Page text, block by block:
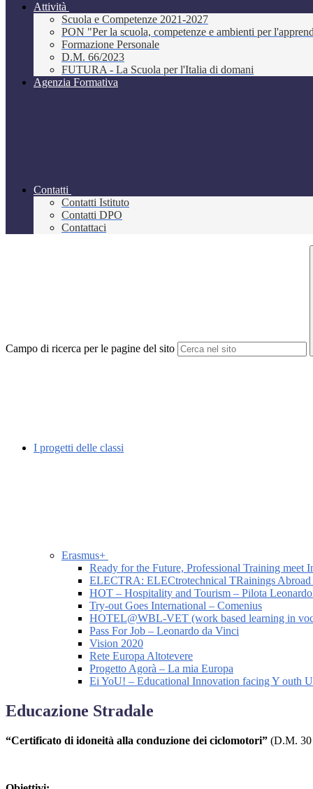
Attività
Scuola e Competenze 2021-2027
PON "Per la scuola, competenze e ambienti per
Formazione Personale
D.M. 66/2023
FUTURA - La Scuola per l'Italia di domani
Agenzia Formativa
Contatti
Contatti Istituto
Contatti DPO
Contattaci
Campo di ricerca per le pagine del sito
I progetti delle classi
Erasmus+
Ready for the Future, Professional Training meet
ELECTRA: ELECtrotechnical TRainings
HOT – Hospitality and Tourism – Pilota
Try-out Goes International – Comenius
HOTEL@WBL-VET (work based learning in
Pass For Job – Leonardo da Vinci
Vision 2020
Rete Europa Altotevere
Progetto Agorà – La mia Europa
Ei YoU! – Educational Innovation facing Y outh
Educazione Stradale
“Certificato di idoneità alla conduzione dei ciclomotori” (D.M. 30